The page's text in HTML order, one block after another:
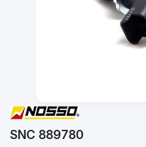
SNC 889780